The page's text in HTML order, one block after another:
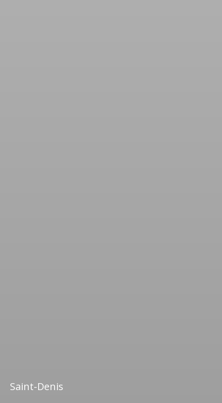
Saint-Denis